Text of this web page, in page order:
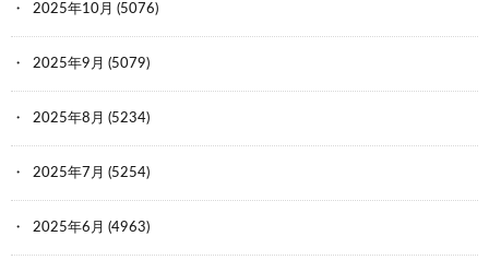
2025年10月 (5076)
2025年9月 (5079)
2025年8月 (5234)
2025年7月 (5254)
2025年6月 (4963)